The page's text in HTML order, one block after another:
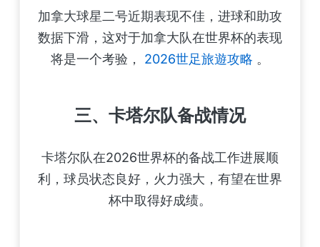
加拿大球星二号近期表现不佳，进球和助攻
数据下滑，这对于加拿大队在世界杯的表现
将是一个考验， 2026世足旅遊攻略 。
三、卡塔尔队备战情况
卡塔尔队在2026世界杯的备战工作进展顺
利，球员状态良好，火力强大，有望在世界
杯中取得好成绩。